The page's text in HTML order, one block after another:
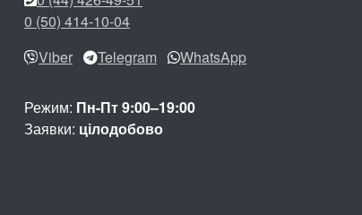
0 (50) 414-10-04
Viber
Telegram WhatsApp
Режим: Пн-Пт 9:00–19:00
Заявки: цілодобово